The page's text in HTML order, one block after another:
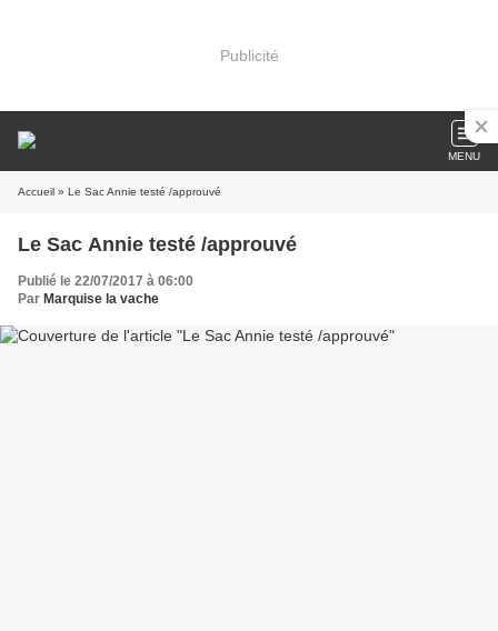
Publicité
MENU
Accueil » Le Sac Annie testé /approuvé
Le Sac Annie testé /approuvé
Publié le 22/07/2017 à 06:00
Par Marquise la vache